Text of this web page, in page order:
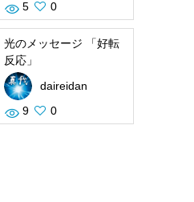
5
0
光のメッセージ 「好転
反応」
daireidan
9
0